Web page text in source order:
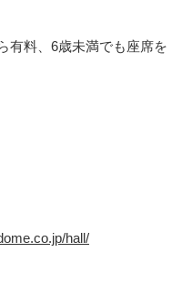
有料、6歳未満でも座席を
hall/